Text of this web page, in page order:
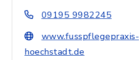
09195 9982245
www.fusspflegepraxis-
hoechstadt.de